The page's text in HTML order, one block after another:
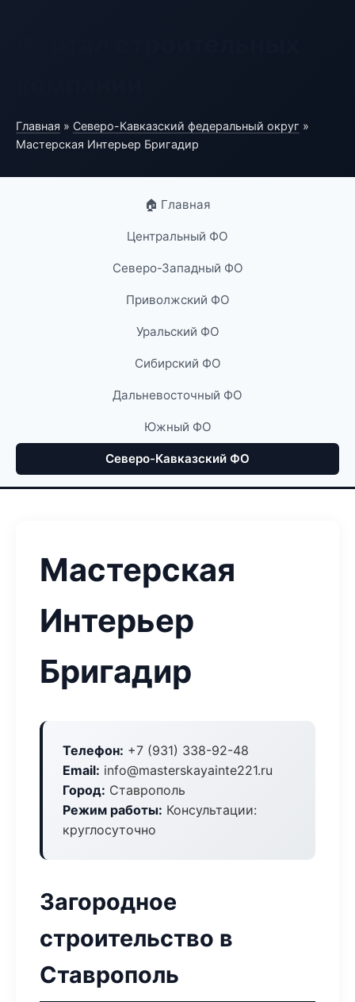
Главная » Северо-Кавказский федеральный округ »
Мастерская Интерьер Бригадир
🏠 Главная
Центральный ФО
Северо-Западный ФО
Приволжский ФО
Уральский ФО
Сибирский ФО
Дальневосточный ФО
Южный ФО
Северо-Кавказский ФО
Мастерская
Интерьер
Бригадир
Телефон: +7 (931) 338-92-48
Email: info@masterskayainte221.ru
Город: Ставрополь
Режим работы: Консультации:
круглосуточно
Загородное
строительство в
Ставрополь